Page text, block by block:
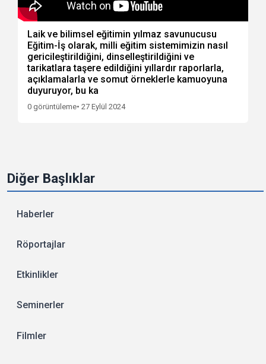
Diğer Başlıklar
Haberler
Röportajlar
Etkinlikler
Seminerler
Filmler
Laik ve bilimsel eğitimin yılmaz savunucusu
Eğitim-İş olarak, milli eğitim sistemimizin nasıl
gericileştirildiğini, dinselleştirildiğini ve
tarikatlara taşere edildiğini yıllardır raporlarla,
açıklamalarla ve somut örneklerle kamuoyuna
duyuruyor, bu ka
0 görüntüleme• 27 Eylül 2024